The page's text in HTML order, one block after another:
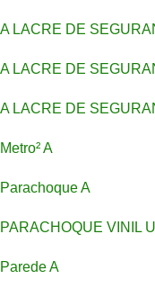
A LACRE DE
A LACRE DE
A LACRE DE
Metro² A
Parachoque A
PARACHOQUE VINIL
Parede A